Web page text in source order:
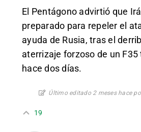
El Pentágono advirtió que
preparado para repeler el
ayuda de Rusia, tras el
aterrizaje forzoso de un
hace dos días.
Último editado 2 meses hace
19